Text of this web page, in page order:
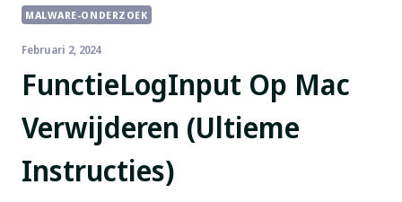
MALWARE-ONDERZOEK
FunctieLogInput Op Mac
Verwijderen (Ultieme
Instructies)
Februari 2, 2024